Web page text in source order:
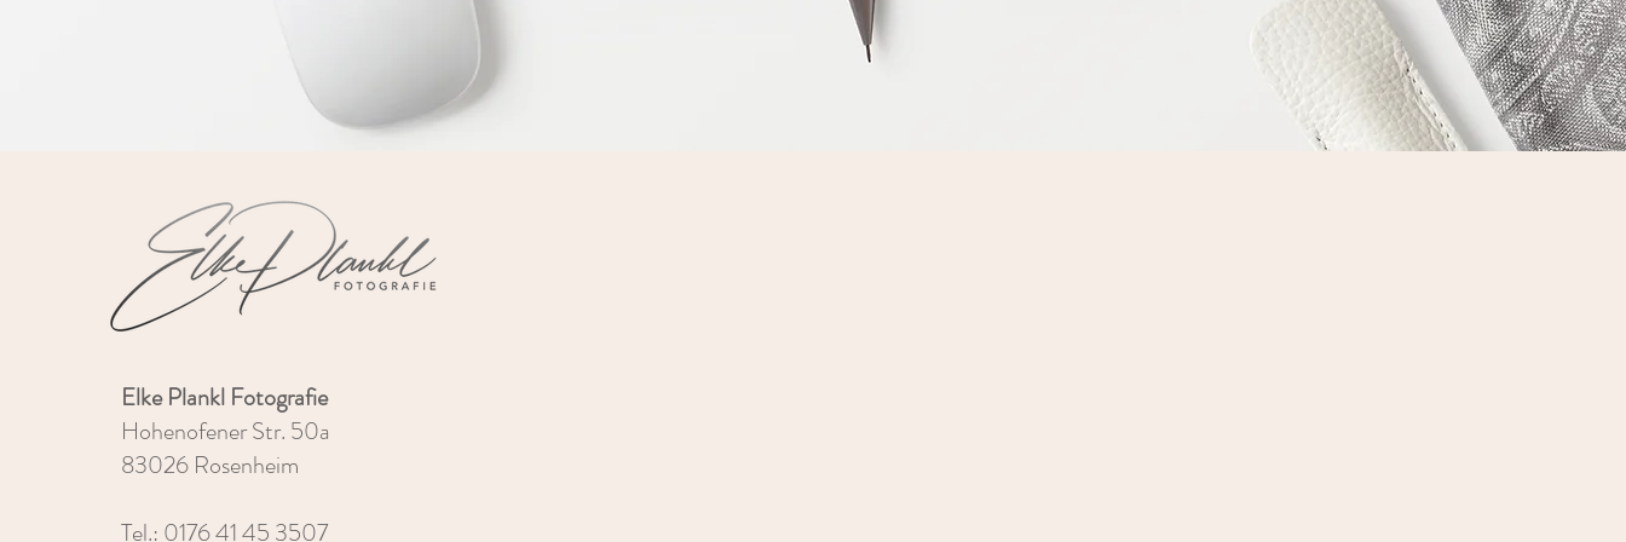
Elke Plankl Fotografie
Hohenofener Str. 50a
83026 Rosenheim
Tel.: 0176 41 45 3507